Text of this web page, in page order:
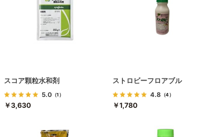
スコア顆粒水和剤
5.0 （1）
￥3,630
ストロビーフロアブル
4.8 （4）
￥1,780